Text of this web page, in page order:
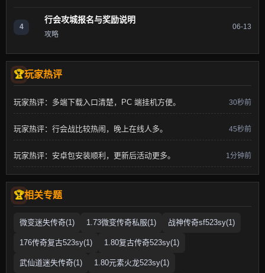
4
行会攻城报名与奖励说明
攻略
06-13
玩家热评
玩家热评：多端下载入口清楚，PC 端挂机方便。 30秒前
玩家热评：行会战比较热闹，晚上在线人多。 45秒前
玩家热评：安卓包安装顺利，更新后活动更多。 1分钟前
相关专题
微变迷失传奇(1) 1.73微变传奇私服(1) 战神传奇sf523sy(1)
176传奇复古523sy(1) 1.80复古传奇523sy(1)
武仙道迷失传奇(1) 1.80元素火龙523sy(1)